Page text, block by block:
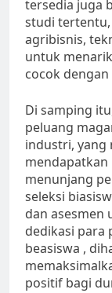
tersedia juga
studi
agribisnis,
untuk
cocok
Di samping
peluang
industri, yang
menunjang
seleksi
dan asesmen
dedikasi para
beasiswa ,
positif bagi